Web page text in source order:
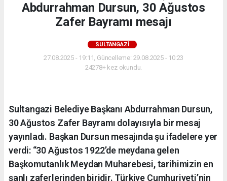
Abdurrahman Dursun, 30 Ağustos
Zafer Bayramı mesajı
SULTANGAZI
27.08.2025 - 19:11, Güncelleme: 29.08.2025 - 10:23
24278+ kez okundu.
Sultangazi Belediye Başkanı Abdurrahman Dursun,
30 Ağustos Zafer Bayramı dolayısıyla bir mesaj
yayınladı. Başkan Dursun mesajında şu ifadelere yer
verdi: “30 Ağustos 1922’de meydana gelen
Başkomutanlık Meydan Muharebesi, tarihimizin en
şanlı zaferlerinden biridir. Türkiye Cumhuriyeti’nin